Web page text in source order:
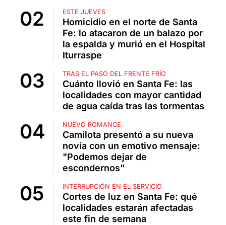
ESTE JUEVES
Homicidio en el norte de Santa
Fe: lo atacaron de un balazo por
la espalda y murió en el Hospital
Iturraspe
TRAS EL PASO DEL FRENTE FRÍO
Cuánto llovió en Santa Fe: las
localidades con mayor cantidad
de agua caída tras las tormentas
NUEVO ROMANCE
Camilota presentó a su nueva
novia con un emotivo mensaje:
"Podemos dejar de
escondernos"
INTERRUPCIÓN EN EL SERVICIO
Cortes de luz en Santa Fe: qué
localidades estarán afectadas
este fin de semana